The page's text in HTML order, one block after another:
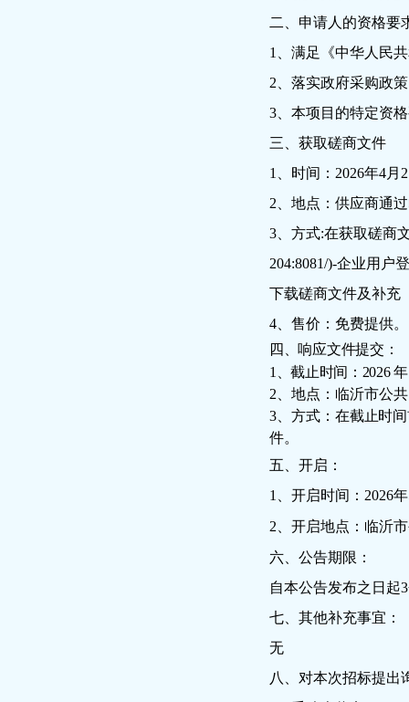
二、申请人的资格要
1、满足《中华人民
2、落实政府采购政
3、本项目的特定资
三、获取磋商文件
1、时间： 2026年4月
2、地点： 供应商通
3、方式:在获取磋商
204:8081/)-企业用户
下载磋商文件及补充
4、售价：免费提供。
四、响应文件提交：
1、截止时间：2026 年
2、地点：临沂市公
3、方式：在截止时
件。
五、开启：
1、开启时间： 2026年
2、开启地点： 临沂
六、公告期限：
自本公告发布之日起3
七、其他补充事宜：
无
八、对本次招标提出